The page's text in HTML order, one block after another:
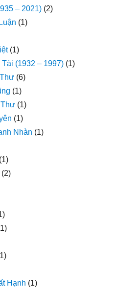
– 2021) (2)
(1)
(1)
Tài (1932 – 1997) (1)
(6)
(1)
Thư (1)
(1)
Nhàn (1)
(1)
(2)
Hạnh (1)